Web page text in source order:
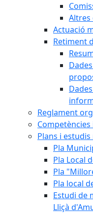
Altres
Actuació
Retiment
Reglament
Plans i
Pla
Pla Local
Pla
Pla local
Estudi de
Lliçà